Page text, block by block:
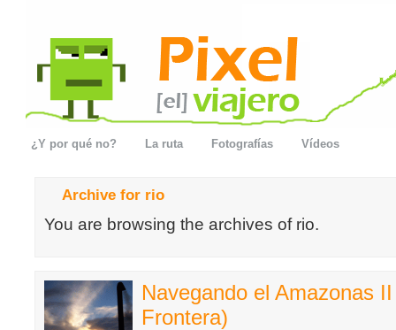
¿Y por qué no? La ruta Fotografías Vídeos
Archive for rio
You are browsing the archives of rio.
Navegando el Amazonas
Frontera)